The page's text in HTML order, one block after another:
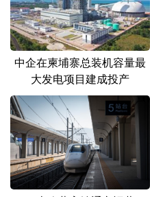
中企在柬埔寨总装机容量最
大发电项目建成投产